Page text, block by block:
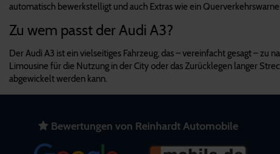
automatisch bewerkstelligt und auch Extras wie ein
Zu wem passt der Audi A3?
Der Audi A3 ist ein vielseitiges Fahrzeug, das – vereinfacht gesagt –
Limousine für die Nutzung in der City oder das Zurücklegen langer
abgewickelt werden kann.
Bewertungen von Reinhardt Automobile